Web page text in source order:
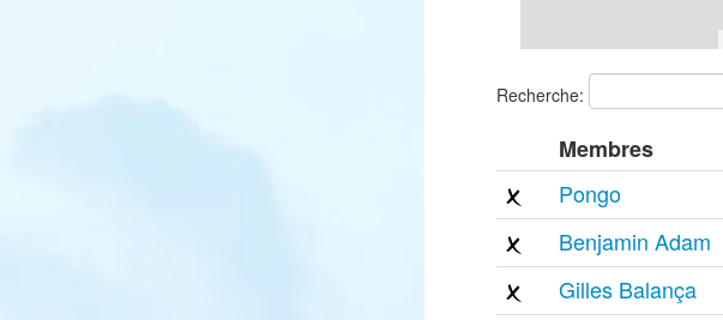
Recherche:
Membres
Pongo
Benjamin Adam
Gilles Balança